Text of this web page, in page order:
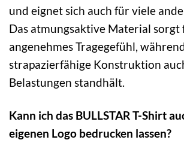
und eignet sich auch für viele
Das atmungsaktive Material sorgt
angenehmes Tragegefühl,
strapazierfähige Konstruktion
Belastungen standhält.
Kann ich das BULLSTAR T-Shirt
eigenen Logo bedrucken lassen?